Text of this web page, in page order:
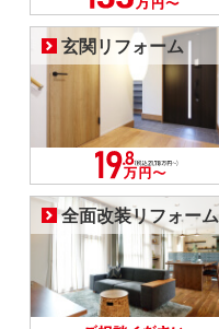
玄関リフォーム
全面改装リフォーム